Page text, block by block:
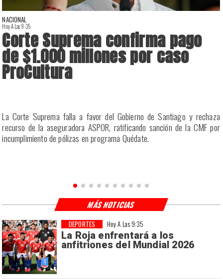
NACIONAL
Hoy A Las 9:35
Corte Suprema confirma pago
de $1.000 millones por caso
ProCultura
La Corte Suprema falla a favor del Gobierno de Santiago y rechaza
recurso de la aseguradora ASPOR, ratificando sanción de la CMF por
incumplimiento de pólizas en programa Quédate.
Hoy A Las 9:35
La Roja enfrentará a los
anfitriones del Mundial 2026
DEPORTES
MÁS NOTICIAS